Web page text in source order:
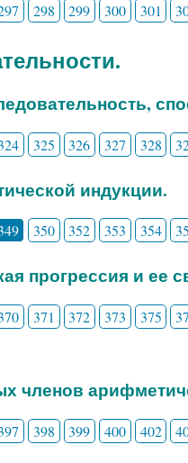
298 299 300 301
325 326 327 328
индукции.
350 352 353 354
прогрессия и ее
371 372 373 375
членов
398 399 400 402